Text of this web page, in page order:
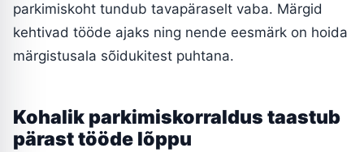
parkimiskoht tundub tavapäraselt vaba. Märgid
kehtivad tööde ajaks ning nende eesmärk on hoida
märgistusala sõidukitest puhtana.
Kohalik parkimiskorraldus taastub
pärast tööde lõppu